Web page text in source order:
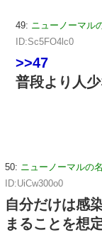
49: ニューノーマル
ID:Sc5FO4lc0
>>47
普段より人
50: ニューノーマルの
ID:UiCw300o0
自分だけは感
まることを想